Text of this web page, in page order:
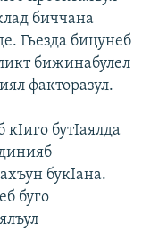
биччана
Гьезда бицунеб
бижинабулел
факторазул.
кIиго бутIаялда
букIана.
буго